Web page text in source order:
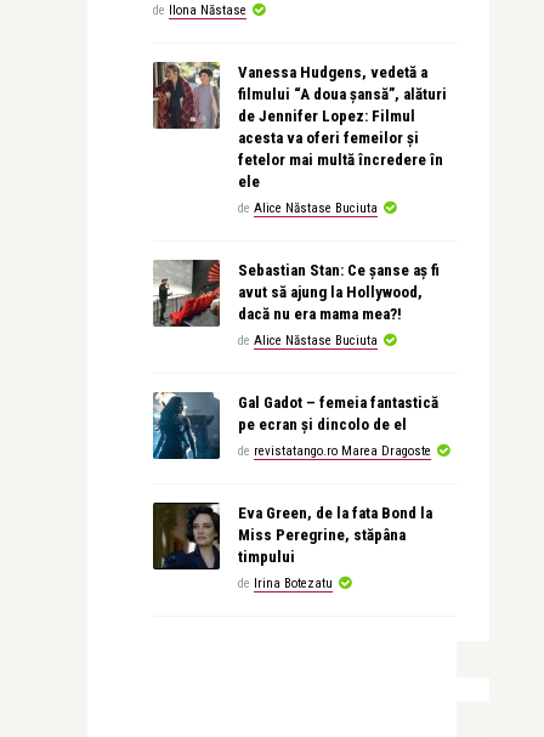
de Ilona Năstase
Vanessa Hudgens, vedetă a
filmului “A doua șansă”, alături
de Jennifer Lopez: Filmul
acesta va oferi femeilor și
fetelor mai multă încredere în
ele
de Alice Năstase Buciuta
Sebastian Stan: Ce șanse aș fi
avut să ajung la Hollywood,
dacă nu era mama mea?!
de Alice Năstase Buciuta
Gal Gadot – femeia fantastică
pe ecran și dincolo de el
de revistatango.ro Marea Dragoste
Eva Green, de la fata Bond la
Miss Peregrine, stăpâna
timpului
de Irina Botezatu